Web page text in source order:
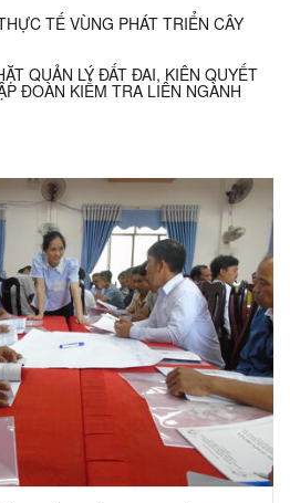
TẾ VÙNG PHÁT TRIỂN CÂY
QUẢN LÝ ĐẤT ĐAI, KIÊN QUYẾT
ĐOÀN KIỂM TRA LIÊN NGÀNH